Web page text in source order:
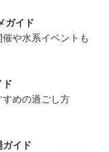
ガイド
や水系イベントも
すめの過ごし方
イド